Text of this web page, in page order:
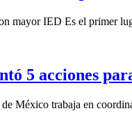
mayor IED Es el primer
5 acciones
México trabaja en